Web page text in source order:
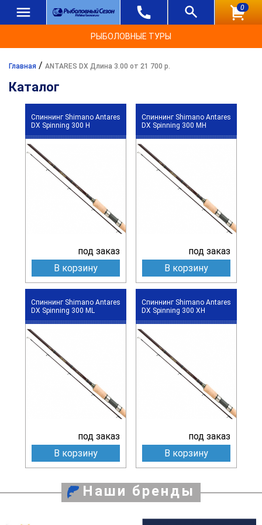
0
РЫБОЛОВНЫЕ ТУРЫ
Главная / ANTARES DX Длина 3.00 от 21 700 р.
Каталог
Спиннинг Shimano Antares
DX Spinning 300 H
под заказ
В корзину
Спиннинг Shimano Antares
DX Spinning 300 MH
под заказ
В корзину
Спиннинг Shimano Antares
DX Spinning 300 ML
под заказ
В корзину
Спиннинг Shimano Antares
DX Spinning 300 XH
под заказ
В корзину
Наши бренды